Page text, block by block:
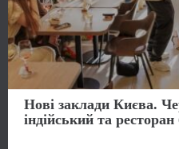
Нові заклади Києва.
індійський та